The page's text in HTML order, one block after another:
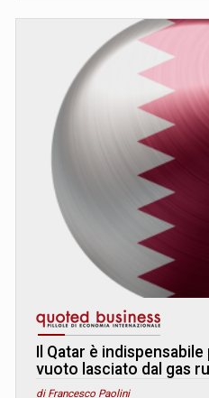
Il Qatar è indispensabile
vuoto lasciato dal gas
di Francesco Paolini